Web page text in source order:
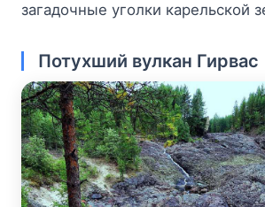
загадочные уголки карельской
Потухший вулкан Гирвас